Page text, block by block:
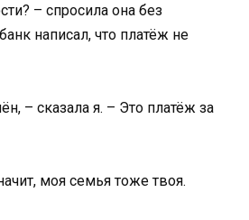
– спросила она без
написал, что платёж не
– сказала я. – Это платёж за
моя семья тоже твоя.